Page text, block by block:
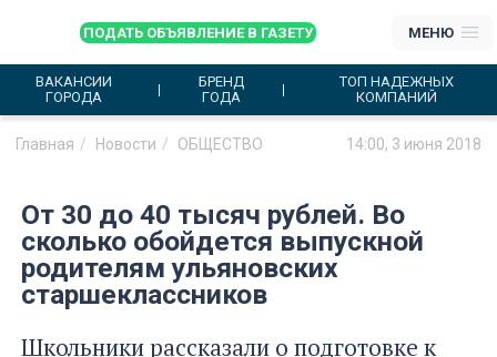
ПОДАТЬ ОБЪЯВЛЕНИЕ В ГАЗЕТУ МЕНЮ
ВАКАНСИИ
ГОРОДА
БРЕНД
ГОДА
ТОП НАДЕЖНЫХ
КОМПАНИЙ
Главная Новости ОБЩЕСТВО 14:00, 3 июня 2018
От 30 до 40 тысяч рублей. Во
сколько обойдется выпускной
родителям ульяновских
старшеклассников
Школьники рассказали о подготовке к